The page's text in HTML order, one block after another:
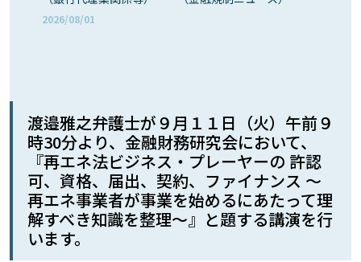
2026/08/01
渡邉雅之弁護士が９月１１日（火）午前９
時30分より、金融財務研究会において、
『再エネ法ビジネス・プレーヤーの 許認
可、資格、届出、契約、ファイナンス 〜
再エネ事業者が事業を始めるにあたって理
解すべき知識を整理〜』と題する講演を行
います。